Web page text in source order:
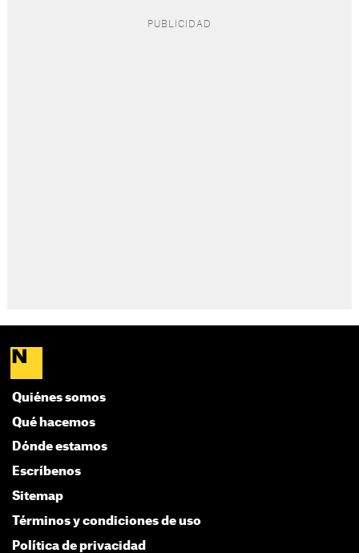
Quiénes somos
Qué hacemos
Dónde estamos
Escríbenos
Sitemap
Términos y condiciones de uso
Política de privacidad